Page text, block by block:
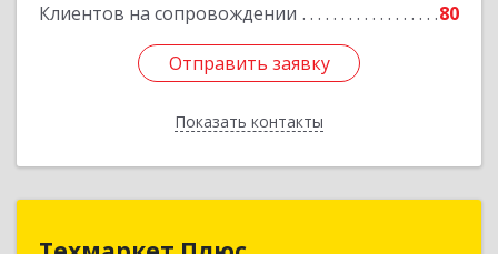
Клиентов на сопровождении 80
Отправить заявку
Показать контакты
Отправить заявку
Назад